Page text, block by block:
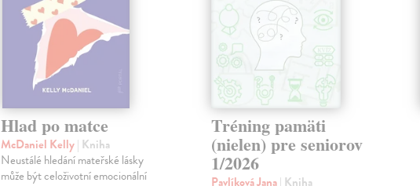
Hlad po matce
McDaniel Kelly| Kniha
Neustálé hledání mateřské lásky
může být celoživotní emocionální
Tréning pamäti
(nielen) pre seniorov
1/2026
Pavlíková Jana| Kniha